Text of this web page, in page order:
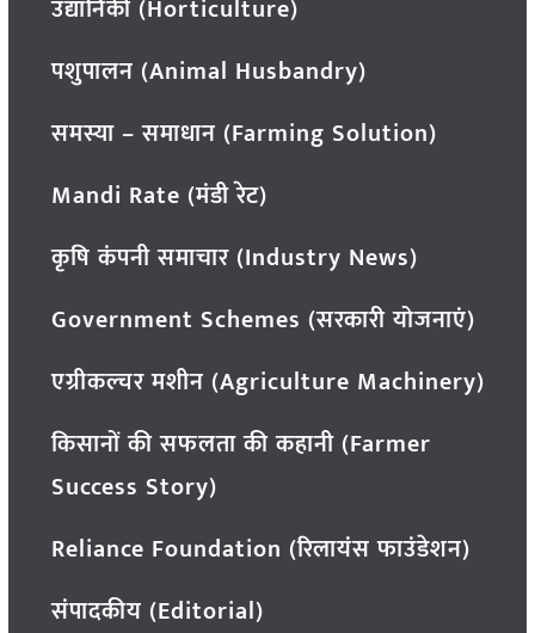
उद्यानिकी (Horticulture)
पशुपालन (Animal Husbandry)
समस्या – समाधान (Farming Solution)
Mandi Rate (मंडी रेट)
कृषि कंपनी समाचार (Industry News)
Government Schemes (सरकारी योजनाएं)
एग्रीकल्चर मशीन (Agriculture Machinery)
किसानों की सफलता की कहानी (Farmer
Success Story)
Reliance Foundation (रिलायंस फाउंडेशन)
संपादकीय (Editorial)